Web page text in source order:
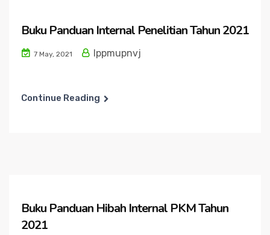
Buku Panduan Internal Penelitian Tahun 2021
7 May, 2021 lppmupnvj
Continue Reading
Buku Panduan Hibah Internal PKM Tahun
2021